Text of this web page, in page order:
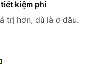
kiệm phí
trị hơn, dù là ở đâu.